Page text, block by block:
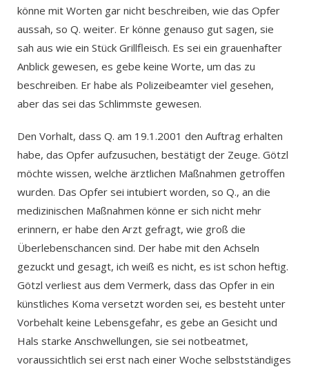
könne mit Worten gar nicht beschreiben, wie das Opfer
aussah, so Q. weiter. Er könne genauso gut sagen, sie
sah aus wie ein Stück Grillfleisch. Es sei ein grauenhafter
Anblick gewesen, es gebe keine Worte, um das zu
beschreiben. Er habe als Polizeibeamter viel gesehen,
aber das sei das Schlimmste gewesen.
Den Vorhalt, dass Q. am 19.1.2001 den Auftrag erhalten
habe, das Opfer aufzusuchen, bestätigt der Zeuge. Götzl
möchte wissen, welche ärztlichen Maßnahmen getroffen
wurden. Das Opfer sei intubiert worden, so Q., an die
medizinischen Maßnahmen könne er sich nicht mehr
erinnern, er habe den Arzt gefragt, wie groß die
Überlebenschancen sind. Der habe mit den Achseln
gezuckt und gesagt, ich weiß es nicht, es ist schon heftig.
Götzl verliest aus dem Vermerk, dass das Opfer in ein
künstliches Koma versetzt worden sei, es besteht unter
Vorbehalt keine Lebensgefahr, es gebe an Gesicht und
Hals starke Anschwellungen, sie sei notbeatmet,
voraussichtlich sei erst nach einer Woche selbstständiges